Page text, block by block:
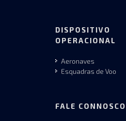
DISPOSITIVO
OPERACIONAL
Aeronaves
Esquadras de Voo
FALE CONNOSCO